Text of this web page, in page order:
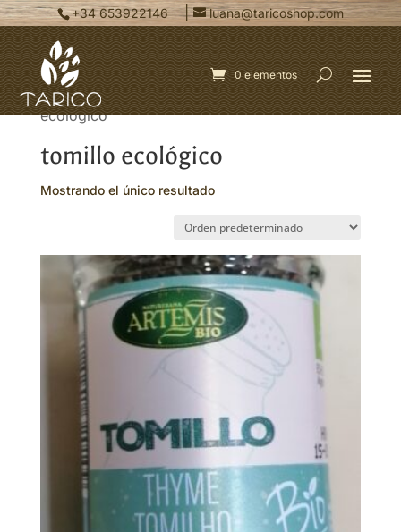
+34 653922146 | luana@taricoshop.com
0 elementos
Inicio/ Productos etiquetados “tomillo
ecológico”
tomillo ecológico
Mostrando el único resultado